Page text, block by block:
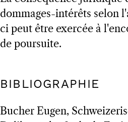
dommages-intérêts selon
ci peut être exercée à
de poursuite.
BIBLIOGRAPHIE
Bucher Eugen,